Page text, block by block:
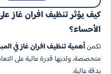
كيف يؤثر تنظيف افران غاز
الأحساء؟
تكمنأهمية تنظيف افران غاز في
متخصصة، ولديها قدرة عالية على
بدقة عالية.